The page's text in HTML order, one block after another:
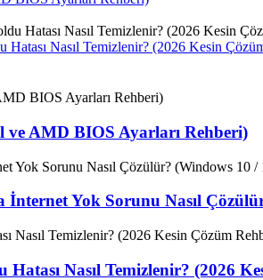
Hatası Nasıl Temizlenir? (2026 Kesin
ve AMD BIOS Ayarları Rehberi)
Yok Sorunu Nasıl
Hatası Nasıl Temizlenir? (2026